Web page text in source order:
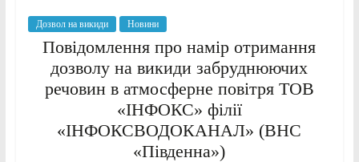
Дозвол на викиди Новини
Повідомлення про намір отримання
дозволу на викиди забруднюючих
речовин в атмосферне повітря ТОВ
«ІНФОКС» філії
«ІНФОКСВОДОКАНАЛ» (ВНС
«Південна»)